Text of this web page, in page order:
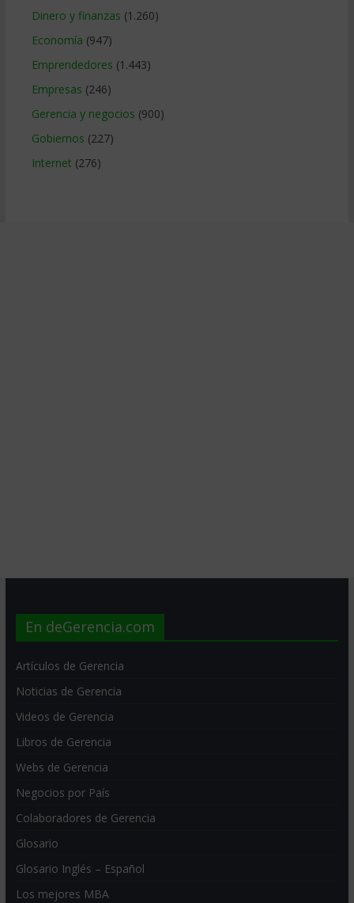
Dinero y finanzas (1.260)
Economía (947)
Emprendedores (1.443)
Empresas (246)
Gerencia y negocios (900)
Gobiernos (227)
Internet (276)
En deGerencia.com
Artículos de Gerencia
Noticias de Gerencia
Videos de Gerencia
Libros de Gerencia
Webs de Gerencia
Negocios por País
Colaboradores de Gerencia
Glosario
Glosario Inglés – Español
Los mejores MBA